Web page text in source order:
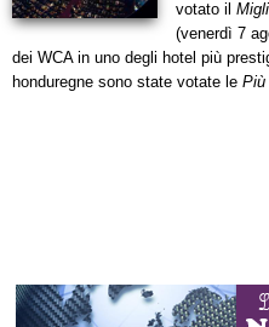
votato il
(venerdì 7
dei WCA in uno degli hotel più
honduregne sono state votate le Più